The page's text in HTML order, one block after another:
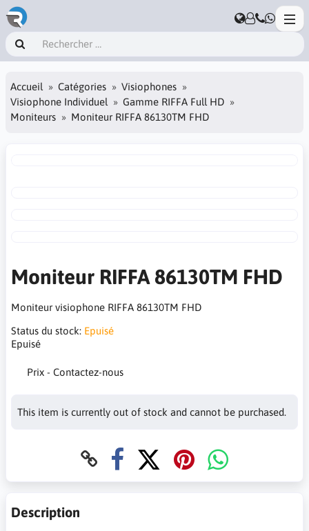
Accueil Catégories
Visiophones
Visiophone Individuel
Gamme RIFFA Full HD
Moniteurs
Moniteur RIFFA 86130TM FHD
Moniteur RIFFA 86130TM FHD
Moniteur visiophone RIFFA 86130TM FHD
Status du stock: Epuisé
Epuisé
Prix - Contactez-nous
This item is currently out of stock and cannot be purchased.
Description